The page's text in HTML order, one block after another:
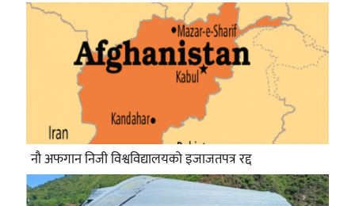
नौ अफगान निजी विश्वविद्यालयको इजाजतपत्र रद्द